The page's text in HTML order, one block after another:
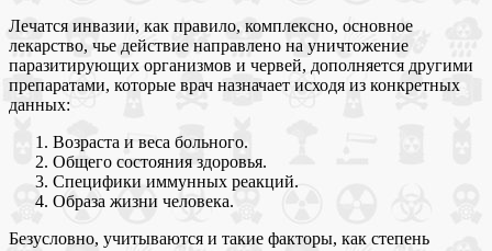
Лечатся инвазии, как правило, комплексно, основное
лекарство, чье действие направлено на уничтожение
паразитирующих организмов и червей, дополняется другими
препаратами, которые врач назначает исходя из конкретных
данных:
Возраста и веса больного.
Общего состояния здоровья.
Специфики иммунных реакций.
Образа жизни человека.
Безусловно, учитываются и такие факторы, как степень